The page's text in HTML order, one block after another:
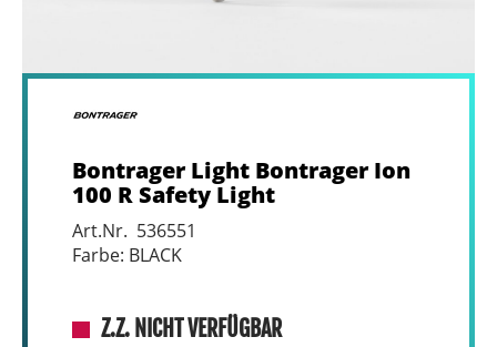
Bontrager Light Bontrager Ion
100 R Safety Light
Art.Nr. 536551
Farbe: BLACK
Z.Z. NICHT VERFÜGBAR